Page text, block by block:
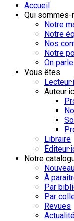
Accueil
Qui sommes-
Notre
Notre
Nos
Notre
On
Vous êtes
Libraire
Notre
À
Par
Par
Revues